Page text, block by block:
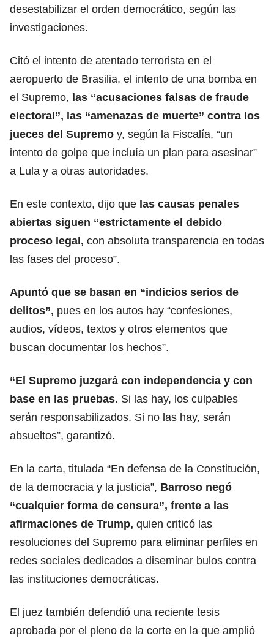
desestabilizar el orden democrático, según las
investigaciones.
Citó el intento de atentado terrorista en el
aeropuerto de Brasilia, el intento de una bomba en
el Supremo, las “acusaciones falsas de fraude
electoral”, las “amenazas de muerte” contra los
jueces del Supremo y, según la Fiscalía, “un
intento de golpe que incluía un plan para asesinar”
a Lula y a otras autoridades.
En este contexto, dijo que las causas penales
abiertas siguen “estrictamente el debido
proceso legal, con absoluta transparencia en todas
las fases del proceso”.
Apuntó que se basan en “indicios serios de
delitos”, pues en los autos hay “confesiones,
audios, vídeos, textos y otros elementos que
buscan documentar los hechos”.
“El Supremo juzgará con independencia y con
base en las pruebas. Si las hay, los culpables
serán responsabilizados. Si no las hay, serán
absueltos”, garantizó.
En la carta, titulada “En defensa de la Constitución,
de la democracia y la justicia”, Barroso negó
“cualquier forma de censura”, frente a las
afirmaciones de Trump, quien criticó las
resoluciones del Supremo para eliminar perfiles en
redes sociales dedicados a diseminar bulos contra
las instituciones democráticas.
El juez también defendió una reciente tesis
aprobada por el pleno de la corte en la que amplió